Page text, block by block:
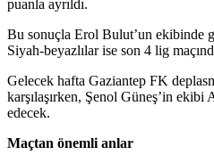
puanla ayrıldı.
Bu sonuçla Erol Bulut’un ekibinde
Siyah-beyazlılar ise son 4 lig
Gelecek hafta Gaziantep FK
karşılaşırken, Şenol Güneş’in
edecek.
Maçtan önemli anlar